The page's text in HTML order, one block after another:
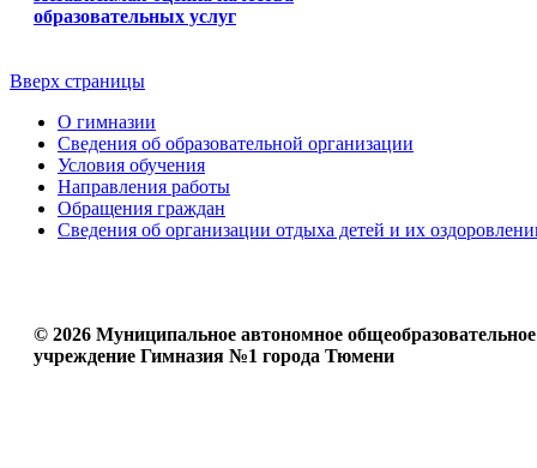
образовательных услуг
Вверх страницы
О гимназии
Сведения об образовательной организации
Условия обучения
Направления работы
Обращения граждан
Сведения об организации отдыха детей и их
© 2026 Муниципальное автономное общеобразовательное
учреждение Гимназия №1 города Тюмени